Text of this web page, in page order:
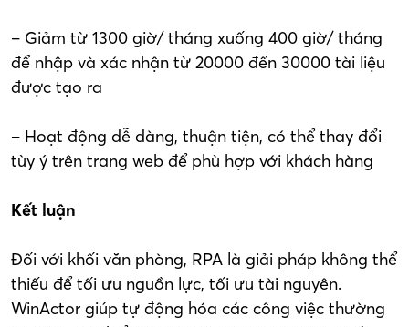
– Giảm từ 1300 giờ/ tháng xuống 400 giờ/ tháng
để nhập và xác nhận từ 20000 đến 30000 tài liệu
được tạo ra
– Hoạt động dễ dàng, thuận tiện, có thể thay đổi
tùy ý trên trang web để phù hợp với khách hàng
Kết luận
Đối với khối văn phòng, RPA là giải pháp không thể
thiếu để tối ưu nguồn lực, tối ưu tài nguyên.
WinActor giúp tự động hóa các công việc thường